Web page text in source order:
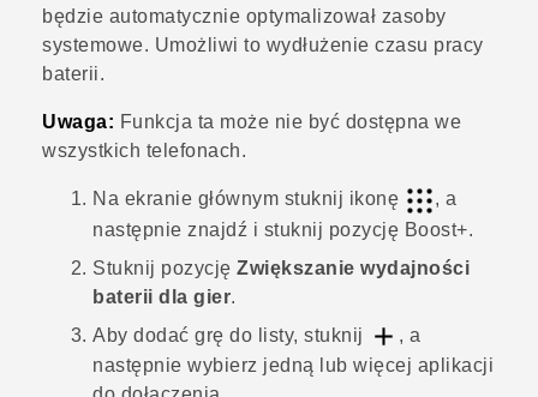
będzie automatycznie optymalizował zasoby
systemowe. Umożliwi to wydłużenie czasu pracy
baterii.
Uwaga: Funkcja ta może nie być dostępna we
wszystkich telefonach.
Na ekranie głównym stuknij ikonę
, a
następnie znajdź i stuknij pozycję Boost+.
Stuknij pozycję Zwiększanie wydajności
baterii dla gier.
Aby dodać grę do listy, stuknij
, a
następnie wybierz jedną lub więcej aplikacji